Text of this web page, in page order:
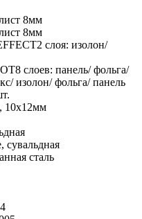
8мм
8мм
2 слоя: изолон/
8 слоев: панель/ фольга/
изолон/ фольга/ панель
10x12мм
сувальдная
сталь